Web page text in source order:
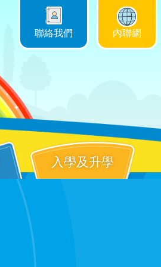
聯絡我們 內聯網
入學及升學